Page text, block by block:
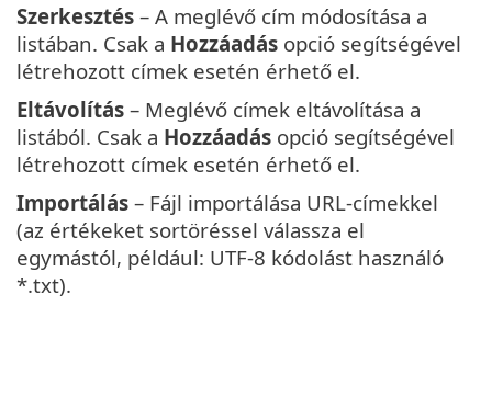
Szerkesztés – A meglévő cím módosítása a
listában. Csak a Hozzáadás opció segítségével
létrehozott címek esetén érhető el.
Eltávolítás – Meglévő címek eltávolítása a
listából. Csak a Hozzáadás opció segítségével
létrehozott címek esetén érhető el.
Importálás – Fájl importálása URL-címekkel
(az értékeket sortöréssel válassza el
egymástól, például: UTF-8 kódolást használó
*.txt).